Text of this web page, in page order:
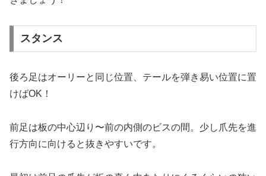
スタンス
後ろ足はオーリーと同じ位置、テールを弾き易い位置に置
けばOK！
前足は板の中心辺り〜前の内側のビスの間。少し爪先を進
行方向に向けると抜きやすいです。